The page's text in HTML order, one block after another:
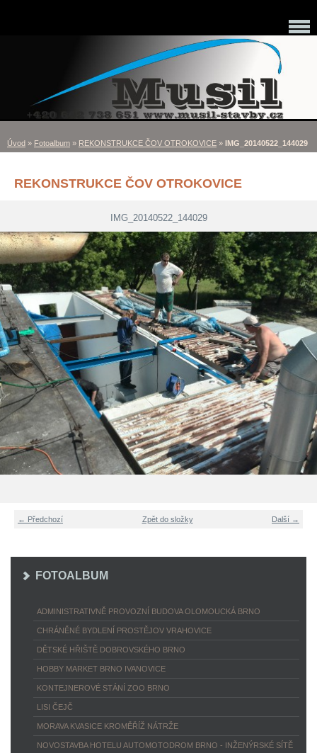
Úvod » Fotoalbum » REKONSTRUKCE ČOV OTROKOVICE » IMG_20140522_144029
REKONSTRUKCE ČOV OTROKOVICE
IMG_20140522_144029
← Předchozí Další →
Zpět do složky
FOTOALBUM
ADMINISTRATIVNĚ PROVOZNÍ BUDOVA OLOMOUCKÁ BRNO
CHRÁNĚNÉ BYDLENÍ PROSTĚJOV VRAHOVICE
DĚTSKÉ HŘIŠTĚ DOBROVSKÉHO BRNO
HOBBY MARKET BRNO IVANOVICE
KONTEJNEROVÉ STÁNÍ ZOO BRNO
LISI ČEJČ
MORAVA KVASICE KROMĚŘÍŽ NÁTRŽE
NOVOSTAVBA HOTELU AUTOMOTODROM BRNO - INŽENÝRSKÉ SÍTĚ